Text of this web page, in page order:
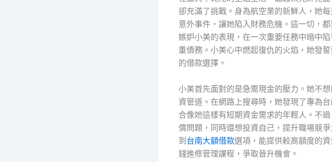
卻充滿了挑戰。身為航空業的新鮮人，她
意外事件，讓她陷入財務危機。這一切，
嫉妒小美的表現，在一次重要任務中暗中
重債務。小美心中燃起復仇的火焰，她發
的借款選擇。
小美首先面對的是急需現金的壓力。她不
資管道。在網路上搜尋時，她發現了專為
合像她這樣有短期資金需求的年輕人。不
償問題，同時還想投資自己，提升職場競
到台南大額借款選項，能提供較高額度的
錢進修管理課程，爭取晉升機會。